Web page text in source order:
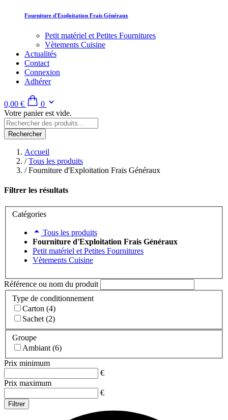
Fourniture d'Exploitation Frais Généraux
Petit matériel et Petites Fournitures
Vètements Cuisine
Actualités
Contact
Connexion
Adhérer
0,00 €
0
Votre panier est vide.
Rechercher
Accueil
/ Tous les produits
/Fourniture d'Exploitation Frais Généraux
Filtrer les résultats
Catégories
Tous les produits
Fourniture d'Exploitation Frais Généraux
Petit matériel et Petites Fournitures
Vètements Cuisine
Référence ou nom du produit
Type de conditionnement
Carton (4)
Sachet (2)
Groupe
Ambiant (6)
Prix minimum
€
Prix maximum
€
Filtrer